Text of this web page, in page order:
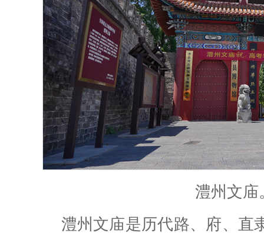
澧州文庙
澧州文庙是历代路、府、直